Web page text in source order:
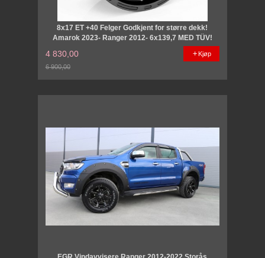
8x17 ET +40 Felger Godkjent for større dekk!
Amarok 2023- Ranger 2012- 6x139,7 MED TÜV!
4 830,00
6 900,00
Kjøp